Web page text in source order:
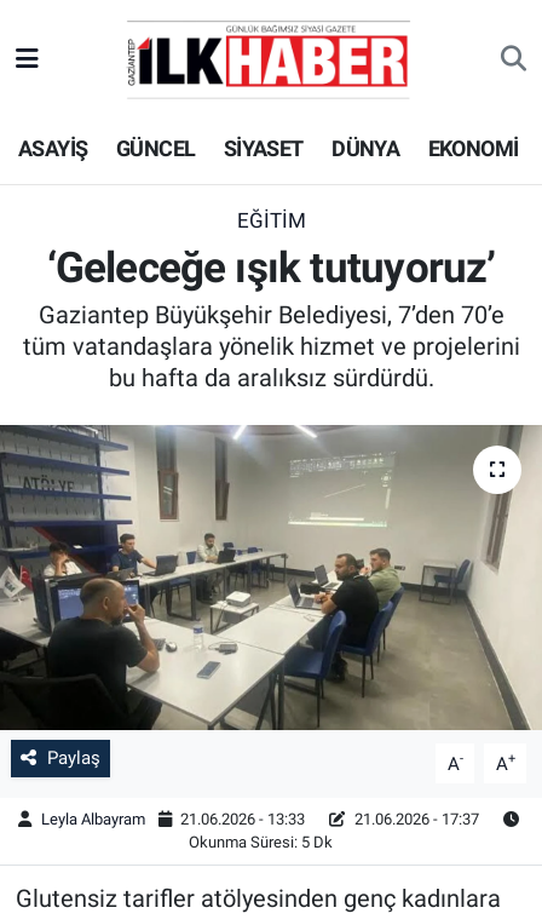
ASAYİŞ GÜNCEL SİYASET DÜNYA EKONOMİ
EĞİTİM
‘Geleceğe ışık tutuyoruz’
Gaziantep Büyükşehir Belediyesi, 7’den 70’e
tüm vatandaşlara yönelik hizmet ve projelerini
bu hafta da aralıksız sürdürdü.
Paylaş A- A+
Leyla Albayram 21.06.2026 - 13:33
21.06.2026 - 17:37
Okunma Süresi: 5 Dk
Glutensiz tarifler atölyesinden genç kadınlara
EKONOMİ
SİYASET
SPOR
TEKNOLOJİ
EĞİTİM
KÜLTÜR - SANAT
Beyoğlu Hava Durumu
Beyoğlu Trafik Yoğunluk Haritası
Süper Lig Puan Durumu ve Fikstür
Tüm Manşetler
Son Dakika Haberleri